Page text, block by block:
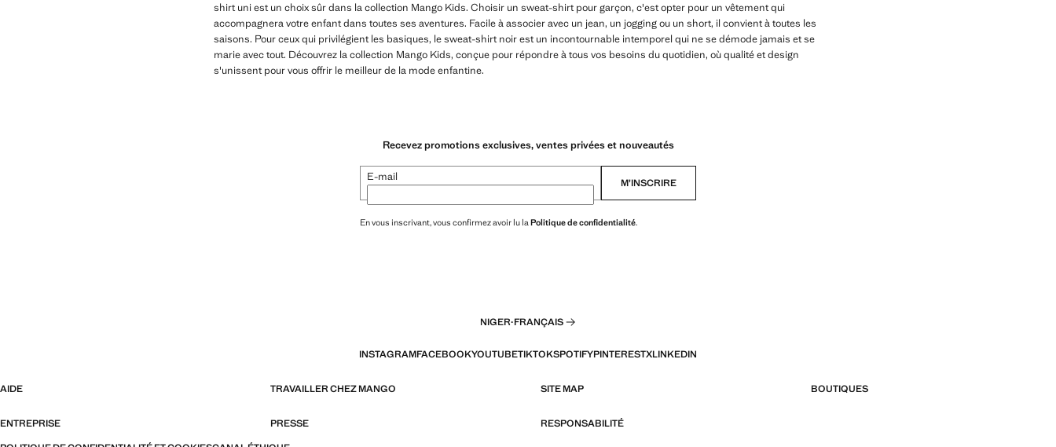
shirt uni est un choix sûr dans la collection Mango Kids. Choisir un sweat-shirt pour garçon, c'est opter pour un vêtement qui
accompagnera votre enfant dans toutes ses aventures. Facile à associer avec un jean, un jogging ou un short, il convient à toutes les
saisons. Pour ceux qui privilégient les basiques, le sweat-shirt noir est un incontournable intemporel qui ne se démode jamais et se
marie avec tout. Découvrez la collection Mango Kids, conçue pour répondre à tous vos besoins du quotidien, où qualité et design
s'unissent pour vous offrir le meilleur de la mode enfantine.
Recevez promotions exclusives, ventes privées et nouveautés
E-mail M’INSCRIRE
En vous inscrivant, vous confirmez avoir lu la Politique de confidentialité.
NIGER·FRANÇAIS
INSTAGRAMFACEBOOKYOUTUBETIKTOKSPOTIFYPINTERESTXLINKEDIN
AIDE TRAVAILLER CHEZ MANGO SITE MAP BOUTIQUES
ENTREPRISE PRESSE
RESPONSABILITÉ